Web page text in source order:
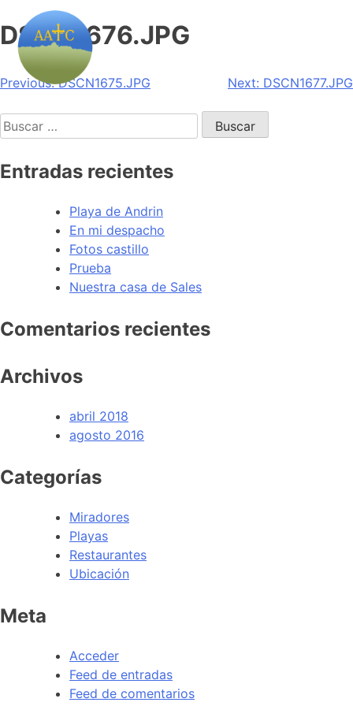
DSCN1676.JPG
Navegación
de
entradas
Previous: DSCN1675.JPG Next: DSCN1677.JPG
Buscar:
Entradas recientes
Playa de Andrin
En mi despacho
Fotos castillo
Prueba
Nuestra casa de Sales
Comentarios recientes
Archivos
abril 2018
agosto 2016
Categorías
Miradores
Playas
Restaurantes
Ubicación
Meta
Acceder
Feed de entradas
Feed de comentarios